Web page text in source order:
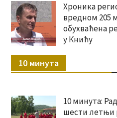
Хроника
вредном 205
обухваћена
у Книћу
10 минута
10 минута:
шести летњи